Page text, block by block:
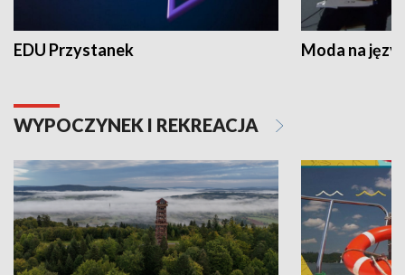
EDU Przystanek Moda na
WYPOCZYNEK I REKREACJA